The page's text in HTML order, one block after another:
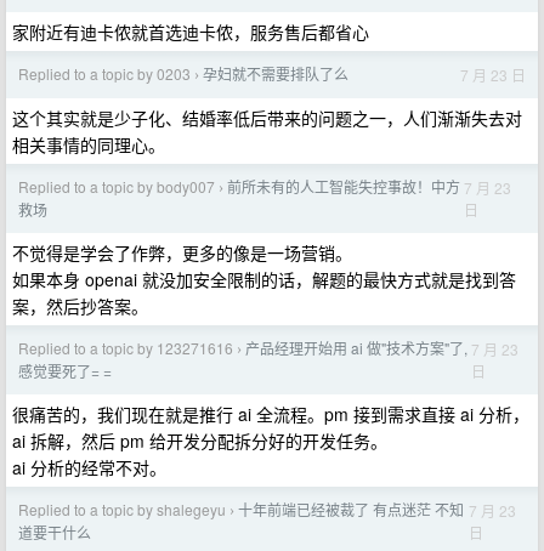
家附近有迪卡侬就首选迪卡侬，服务售后都省心
Replied to a topic by 0203 › 孕妇就不需要排队了么 7 月 23 日
这个其实就是少子化、结婚率低后带来的问题之一，人们渐渐失去对
相关事情的同理心。
Replied to a topic by body007 › 前所未有的人工智能失控事故！中方
救场
7 月 23
日
不觉得是学会了作弊，更多的像是一场营销。
如果本身 openai 就没加安全限制的话，解题的最快方式就是找到答
案，然后抄答案。
Replied to a topic by 123271616 › 产品经理开始用 ai 做"技术方案"了,
感觉要死了= =
7 月 23
日
很痛苦的，我们现在就是推行 ai 全流程。pm 接到需求直接 ai 分析，
ai 拆解，然后 pm 给开发分配拆分好的开发任务。
ai 分析的经常不对。
Replied to a topic by shalegeyu › 十年前端已经被裁了 有点迷茫 不知
道要干什么
7 月 23
日